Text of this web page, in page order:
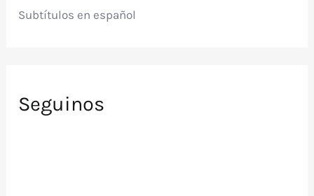
Subtítulos en español
Seguinos